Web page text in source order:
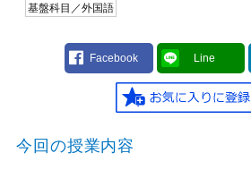
基盤科目／外国語
Facebook Line
今回の授業内容